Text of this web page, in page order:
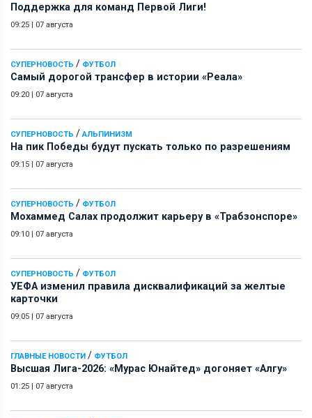
Поддержка для команд Первой Лиги!
09:25 | 07 августа
СУПЕРНОВОСТЬ / ФУТБОЛ
Самый дорогой трансфер в истории «Реала»
09:20 | 07 августа
СУПЕРНОВОСТЬ / АЛЬПИНИЗМ
На пик Победы будут пускать только по разрешениям
09:15 | 07 августа
СУПЕРНОВОСТЬ / ФУТБОЛ
Мохаммед Салах продолжит карьеру в «Трабзонспоре»
09:10 | 07 августа
СУПЕРНОВОСТЬ / ФУТБОЛ
УЕФА изменил правила дисквалификаций за желтые
карточки
09:05 | 07 августа
ГЛАВНЫЕ НОВОСТИ / ФУТБОЛ
Высшая Лига-2026: «Мурас Юнайтед» догоняет «Алгу»
01:25 | 07 августа